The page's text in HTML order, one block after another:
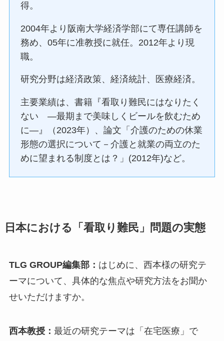
得。
2004年より阪南大学経済学部にて専任講師を
務め、05年に准教授に就任。2012年より現
職。
研究分野は経済政策、経済統計、医療経済。
主要業績は、書籍『看取り難民にはなりたく
ない ―最期まで美味しくビールを飲むため
に―』（2023年）、論文「介護のための休業
形態の選択について－介護と就業の両立のた
めに望まれる制度とは？」(2012年)など。
日本における「看取り難民」問題の実態
TLG GROUP編集部： はじめに、西本様の研究テ
ーマについて、具体的な焦点や研究方法をお聞か
せいただけますか。
西本教授： 最近の研究テーマは「在宅医療」で